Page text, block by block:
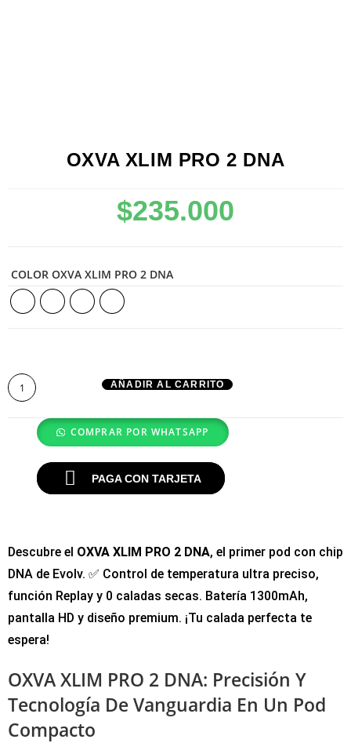
OXVA XLIM PRO 2 DNA
$235.000
COLOR OXVA XLIM PRO 2 DNA
AÑADIR AL CARRITO
COMPRAR POR WHATSAPP
PAGA CON TARJETA
Descubre el OXVA XLIM PRO 2 DNA, el primer pod con chip
DNA de Evolv. ✅ Control de temperatura ultra preciso,
función Replay y 0 caladas secas. Batería 1300mAh,
pantalla HD y diseño premium. ¡Tu calada perfecta te
espera!
OXVA XLIM PRO 2 DNA: Precisión Y
Tecnología De Vanguardia En Un Pod
Compacto